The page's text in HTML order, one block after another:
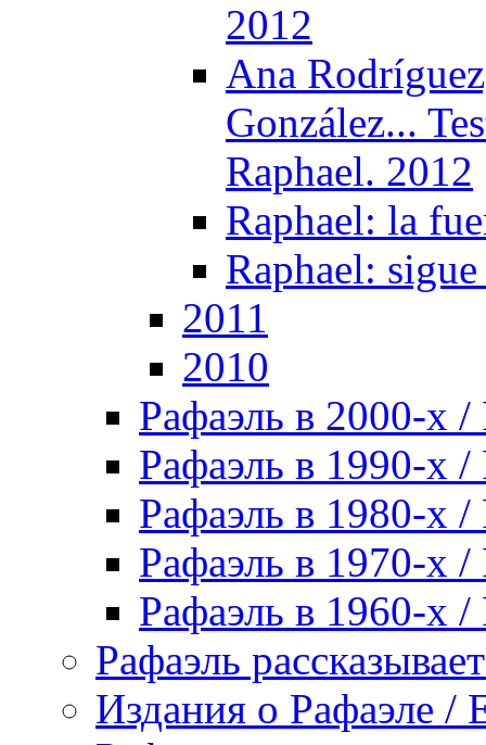
2012
Ana
González...
Raphael. 2012
Raphael: la
Raphael:
2011
2010
Рафаэль в 2000-х /
Рафаэль в 1990-х /
Рафаэль в 1980-х /
Рафаэль в 1970-х /
Рафаэль в 1960-х /
Рафаэль
Издания о Рафаэле /